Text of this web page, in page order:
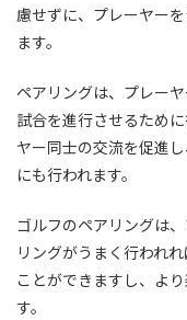
慮せずに、プレーヤー
ます。
ペアリングは、プレー
試合を進行させるため
ヤー同士の交流を促進
にも行われます。
ゴルフのペアリングは
リングがうまく行われ
ことができますし、よ
す。